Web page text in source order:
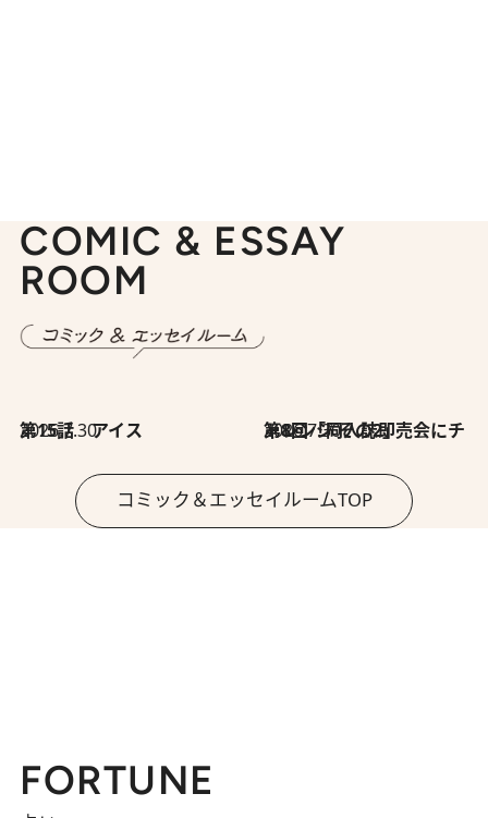
COMIC & ESSAY
ROOM
2026.7.30
第15話 アイス 2026.7.30
第8回「同人誌即売会にチャレンジ その2」
コミック＆エッセイルームTOP
FORTUNE